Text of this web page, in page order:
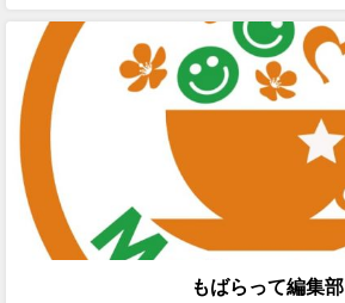
もばらって編集部